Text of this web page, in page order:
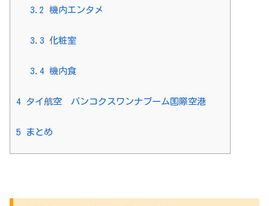
3.2 機内エンタメ
3.3 化粧室
3.4機内食
4 タイ航空 バンコクスワンナブーム国際空港
5 まとめ